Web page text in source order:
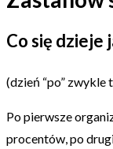
Co się dzieje
(dzień “po” zwykle
Po pierwsze
procentów, po